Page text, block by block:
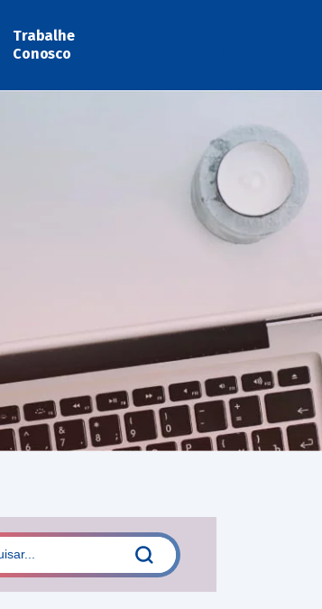
Trabalhe
Conosco